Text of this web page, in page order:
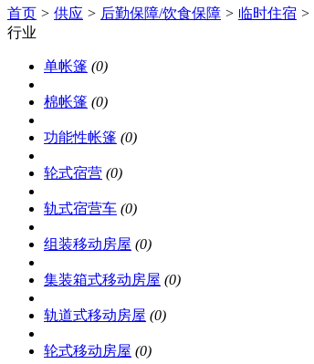
首页 > 供应 > 后勤保障/饮食保障 > 临时住宿 >
行业
单帐篷 (0)
棉帐篷 (0)
功能性帐篷 (0)
轮式宿营 (0)
轨式宿营车 (0)
组装移动房屋 (0)
集装箱式移动房屋 (0)
轨道式移动房屋 (0)
轮式移动房屋 (0)